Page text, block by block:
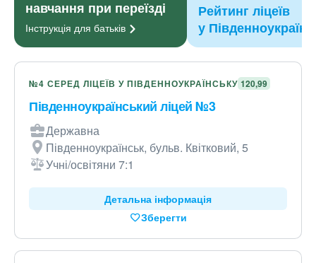
навчання при переїзді
Інструкція для батьків
Рейтинг ліцеїв
у
№4 СЕРЕД ЛІЦЕЇВ У ПІВДЕННОУКРАЇНСЬКУ 120,99
Південноукраїнський ліцей №3
Державна
Південноукраїнськ, бульв. Квітковий, 5
Учні/освітяни 7:1
Детальна інформація
Зберегти